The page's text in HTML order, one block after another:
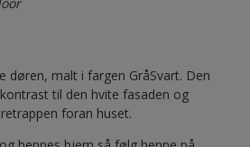
døren, malt i fargen GråSvart. Den
til den hvite fasaden og
foran huset.